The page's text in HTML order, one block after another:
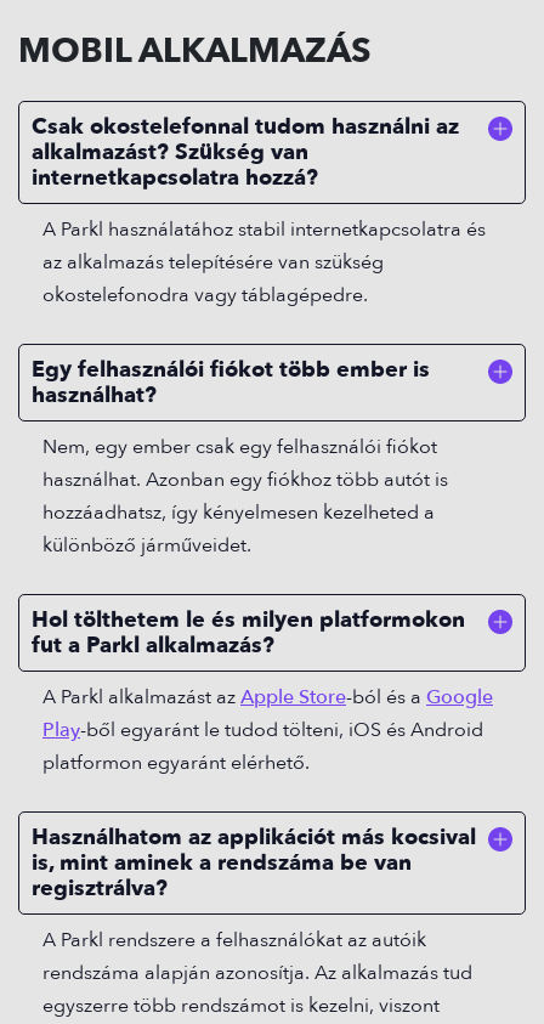
MOBIL ALKALMAZÁS
Csak okostelefonnal tudom használni az
alkalmazást? Szükség van
internetkapcsolatra hozzá?
A Parkl használatához stabil internetkapcsolatra és
az alkalmazás telepítésére van szükség
okostelefonodra vagy táblagépedre.
Egy felhasználói fiókot több ember is
használhat?
Nem, egy ember csak egy felhasználói fiókot
használhat. Azonban egy fiókhoz több autót is
hozzáadhatsz, így kényelmesen kezelheted a
különböző járműveidet.
Hol tölthetem le és milyen platformokon
fut a Parkl alkalmazás?
A Parkl alkalmazást azApple Store-ból és a Google
Play-ből egyaránt le tudod tölteni, iOS és Android
platformon egyaránt elérhető.
Használhatom az applikációt más kocsival
is, mint aminek a rendszáma be van
regisztrálva?
A Parkl rendszere a felhasználókat az autóik
rendszáma alapján azonosítja. Az alkalmazás tud
egyszerre több rendszámot is kezelni, viszont